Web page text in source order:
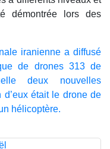
démontrée lors des
iranienne a diffusé
de drones 313 de
deux nouvelles
d’eux était le drone de
hélicoptère.